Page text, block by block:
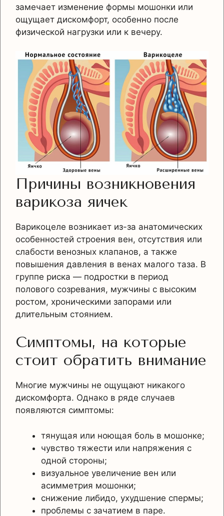
замечает изменение формы мошонки или
ощущает дискомфорт, особенно после
физической нагрузки или к вечеру.
Причины возникновения
варикоза яичек
Варикоцеле возникает из-за анатомических
особенностей строения вен, отсутствия или
слабости венозных клапанов, а также
повышения давления в венах малого таза. В
группе риска — подростки в период
полового созревания, мужчины с высоким
ростом, хроническими запорами или
длительным стоянием.
Симптомы, на которые
стоит обратить внимание
Многие мужчины не ощущают никакого
дискомфорта. Однако в ряде случаев
появляются симптомы:
тянущая или ноющая боль в мошонке;
чувство тяжести или напряжения с
одной стороны;
визуальное увеличение вен или
асимметрия мошонки;
снижение либидо, ухудшение спермы;
проблемы с зачатием в паре.